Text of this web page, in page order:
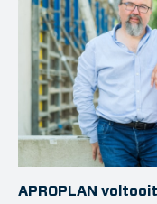
APROPLAN